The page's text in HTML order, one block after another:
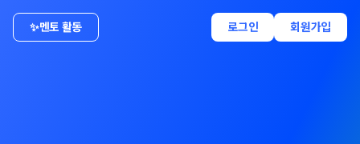
✨멘토 활동 로그인 회원가입